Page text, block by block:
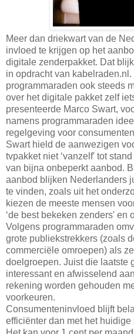
Meer dan driekwart van de
invloed te krijgen op het
digitale zenderpakket. Dat
in opdracht van
programmaraden ook steeds
over het digitale pakket zelf
presenteerde Marco Swart,
namens programmaraden
regelgeving voor
Swart hield de aanwezigen
tvpakket niet ‘vanzelf' tot
van bijna onbeperkt aanbod.
aanbod blijken Nederlanders
te vinden, zoals uit het
kiezen de meeste mensen
‘de best bekeken zenders' en
Volgens programmaraden
grote publiekstrekkers (zoals
commerciële omroepen) als
doelgroepen. Juist die laatste
interessant en afwisselend
rekening worden gehouden
voorkeuren.
Consumenteninvloed blijft
efficiënter dan met het